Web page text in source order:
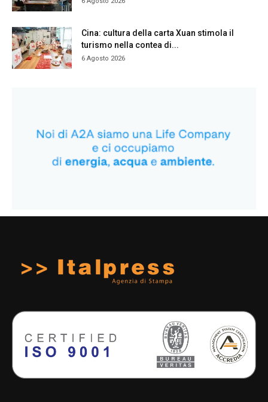
Cina: cultura della carta Xuan stimola il
turismo nella contea di...
6 Agosto 2026